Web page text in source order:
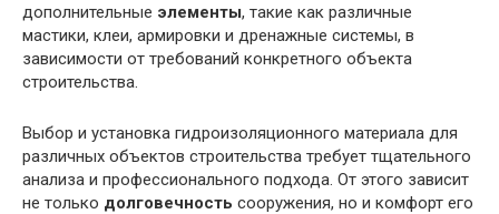
дополнительные элементы, такие как различные
мастики, клеи, армировки и дренажные системы, в
зависимости от требований конкретного объекта
строительства.
Выбор и установка гидроизоляционного материала для
различных объектов строительства требует тщательного
анализа и профессионального подхода. От этого зависит
не только долговечность сооружения, но и комфорт его